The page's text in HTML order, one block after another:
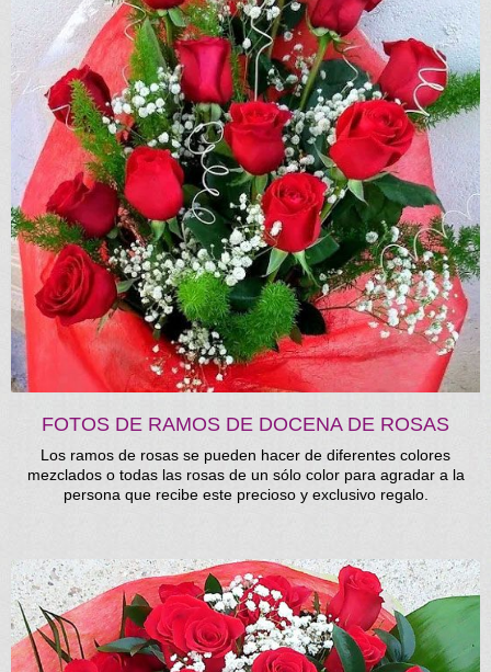
FOTOS DE RAMOS DE DOCENA DE ROSAS
Los ramos de rosas se pueden hacer de diferentes colores
mezclados o todas las rosas de un sólo color para agradar a la
persona que recibe este precioso y exclusivo regalo.